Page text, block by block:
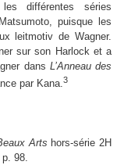
différentes séries
puisque les
leitmotiv de Wagner.
sur son Harlock et a
dans L’Anneau des
par Kana. 3
Arts hors-série 2H
98.